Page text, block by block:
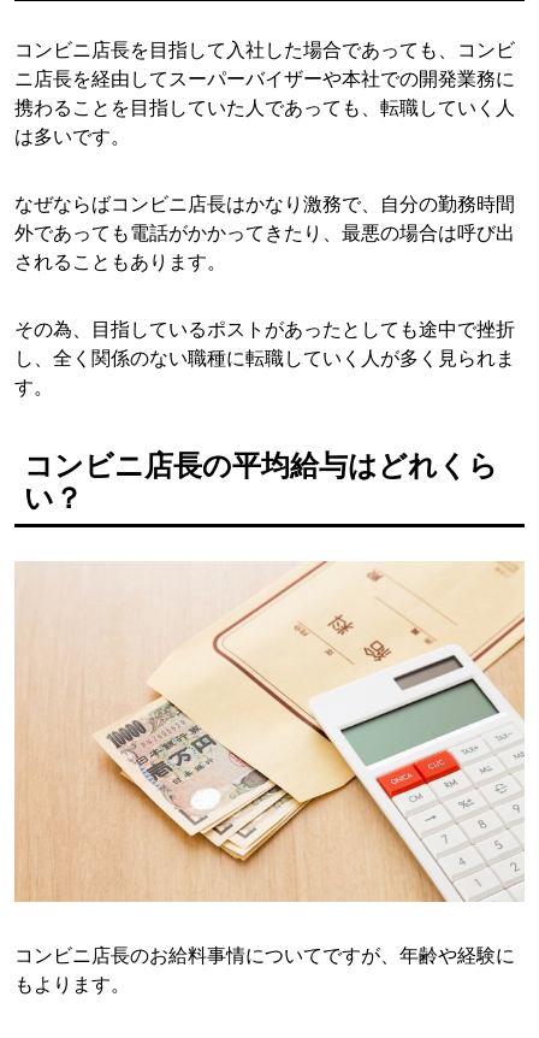
コンビニ店長を目指して入社した場合であっても、コンビ
ニ店長を経由してスーパーバイザーや本社での開発業務に
携わることを目指していた人であっても、転職していく人
は多いです。
なぜならばコンビニ店長はかなり激務で、自分の勤務時間
外であっても電話がかかってきたり、最悪の場合は呼び出
されることもあります。
その為、目指しているポストがあったとしても途中で挫折
し、全く関係のない職種に転職していく人が多く見られま
す。
コンビニ店長の平均給与はどれくら
い？
コンビニ店長のお給料事情についてですが、年齢や経験に
もよります。